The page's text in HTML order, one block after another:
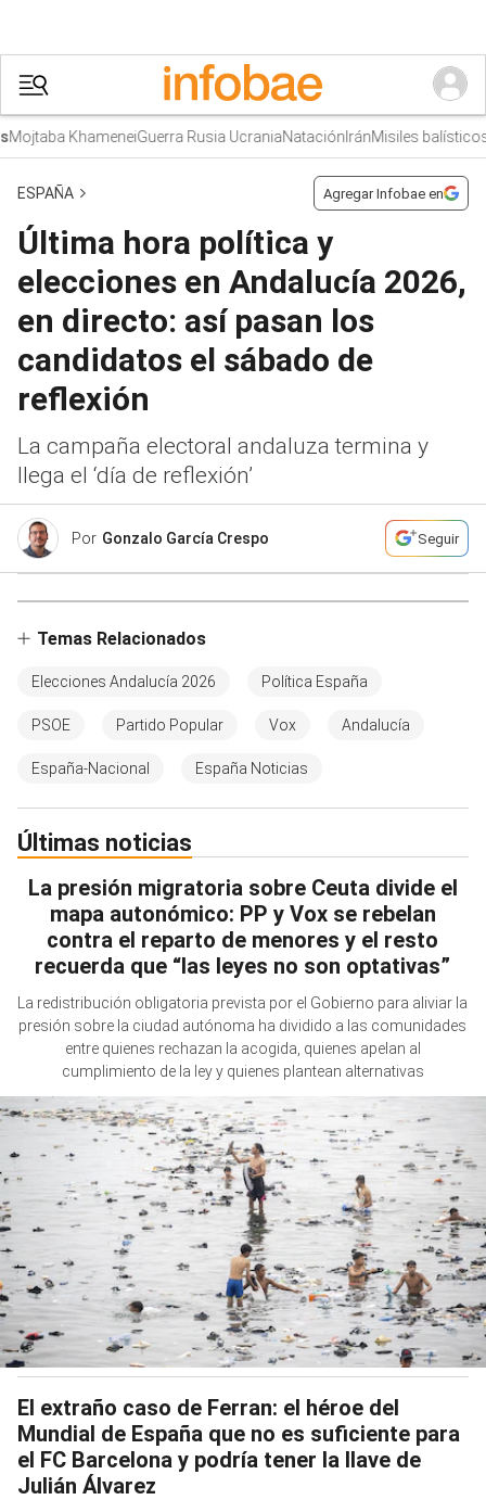
Mojtaba KhameneiGuerra Rusia UcraniaNataciónIránMisiles balísticos
ESPAÑA Agregar Infobae en
Última hora política y
elecciones en Andalucía 2026,
en directo: así pasan los
candidatos el sábado de
reflexión
La campaña electoral andaluza termina y
llega el ‘día de reflexión’
Por Gonzalo García Crespo Seguir
Temas Relacionados
Elecciones Andalucía 2026 Política España
PSOE Partido Popular Vox Andalucía
España-Nacional España Noticias
Últimas noticias
La presión migratoria sobre Ceuta divide el
mapa autonómico: PP y Vox se rebelan
contra el reparto de menores y el resto
recuerda que “las leyes no son optativas”
La redistribución obligatoria prevista por el Gobierno para aliviar la
presión sobre la ciudad autónoma ha dividido a las comunidades
entre quienes rechazan la acogida, quienes apelan al
cumplimiento de la ley y quienes plantean alternativas
El extraño caso de Ferran: el héroe del
Mundial de España que no es suficiente para
el FC Barcelona y podría tener la llave de
Julián Álvarez